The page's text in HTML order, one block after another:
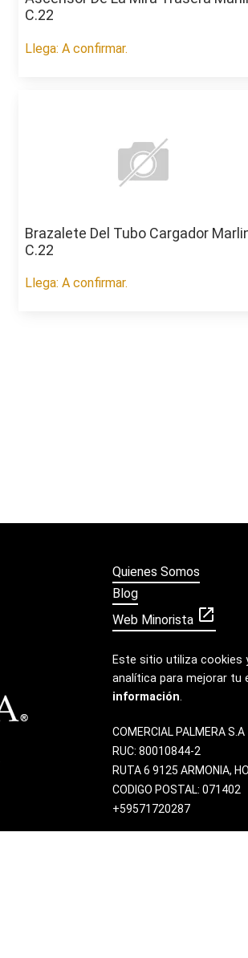
C.22
Llega: A confirmar.
Brazalete Del Tubo Cargador
C.22
Llega: A confirmar.
Quienes Somos
Blog
Web Minorista open_in_new
Este sitio utiliza cookies
analítica para mejorar tu
información.
COMERCIAL PALMERA S.A
RUC: 80010844-2
RUTA 6 9125 ARMONIA,
CODIGO POSTAL: 071402
+59571720287